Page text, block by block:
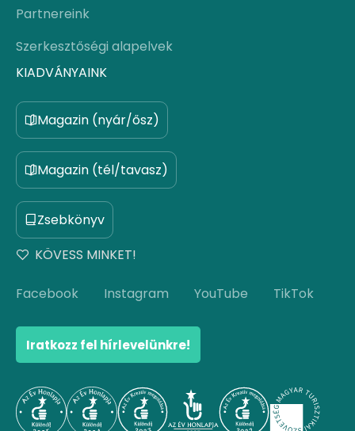
Partnereink
Szerkesztőségi alapelvek
KIADVÁNYAINK
Magazin (nyár/ősz)
Magazin (tél/tavasz)
Zsebkönyv
KÖVESS MINKET!
Facebook Instagram YouTube TikTok
Iratkozz fel hírlevelünkre!